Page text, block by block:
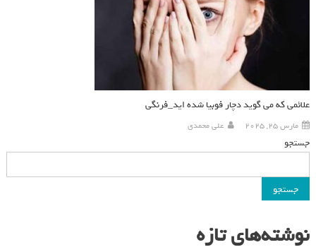
علائمی که می گوید دچار فوبیا شده اید_فرنگی
مارس 25, 2025 علی محمدی
جستجو
جستجو
نوشته‌های تازه